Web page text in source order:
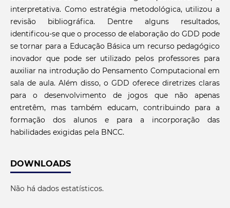
interpretativa. Como estratégia metodológica, utilizou a
revisão bibliográfica. Dentre alguns resultados,
identificou-se que o processo de elaboração do GDD pode
se tornar para a Educação Básica um recurso pedagógico
inovador que pode ser utilizado pelos professores para
auxiliar na introdução do Pensamento Computacional em
sala de aula. Além disso, o GDD oferece diretrizes claras
para o desenvolvimento de jogos que não apenas
entretêm, mas também educam, contribuindo para a
formação dos alunos e para a incorporação das
habilidades exigidas pela BNCC.
DOWNLOADS
Não há dados estatísticos.